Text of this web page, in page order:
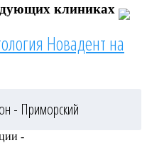
клиниках
Новадент на
- Приморский
-